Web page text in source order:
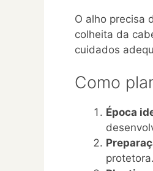
O alho precisa
colheita da
cuidados
Como
Época
protetora.